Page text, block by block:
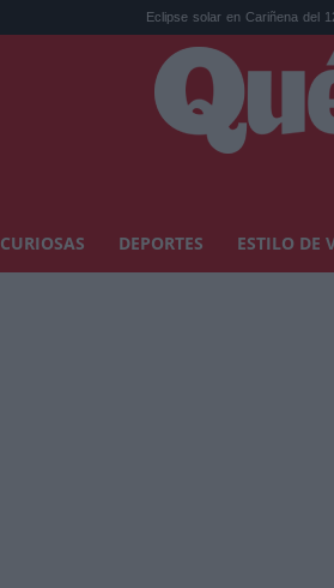
Eclipse solar en Cariñena del 12 agosto:
CURIOSAS DEPORTES ESTILO DE